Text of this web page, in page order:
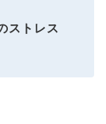
ストレス